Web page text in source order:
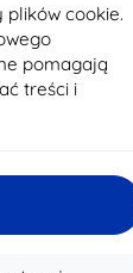
cookie.
pomagają
treści i